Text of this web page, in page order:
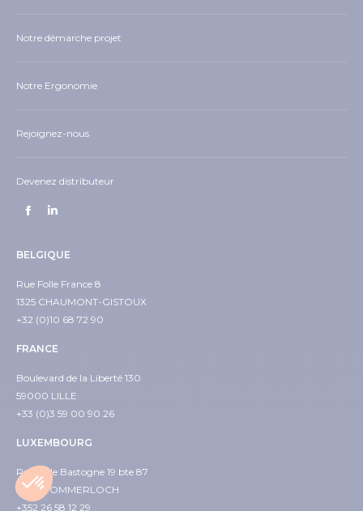
Notre démarche projet
Notre Ergonomie
Rejoignez-nous
Devenez distributeur
BELGIQUE
Rue Folle France 8
1325 CHAUMONT-GISTOUX
+32 (0)10 68 72 90
FRANCE
Boulevard de la Liberté 130
59000 LILLE
+33 (0)3 59 00 90 26
LUXEMBOURG
Route de Bastogne 19 bte 87
9638 POMMERLOCH
+352 26 58 12 29